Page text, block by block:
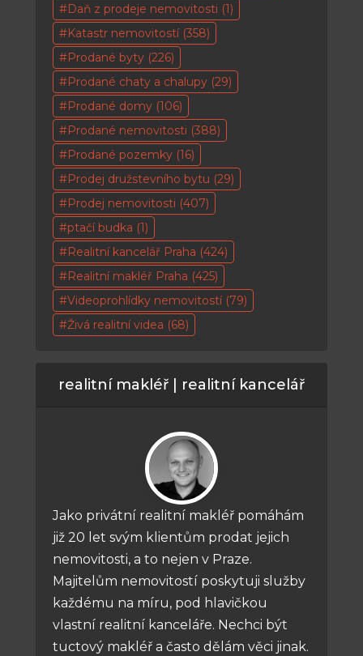
Daň z prodeje nemovitosti (1)
Katastr nemovitostí(358)
Prodané byty (226)
Prodané chaty a chalupy (29)
Prodané domy (106)
Prodané nemovitosti (388)
Prodané pozemky (16)
Prodej družstevního bytu (29)
Prodej nemovitosti (407)
ptačí budka (1)
Realitní kancelář Praha (424)
Realitní makléř Praha (425)
Videoprohlídky nemovitostí(79)
Živá realitní videa (68)
realitní makléř | realitní kancelář
Jako privátní realitní makléř pomáhám
již 20 let svým klientům prodat jejich
nemovitosti, a to nejen v Praze.
Majitelům nemovitostí poskytuji služby
každému na míru, pod hlavičkou
vlastní realitní kanceláře. Nechci být
tuctový makléř a často dělám věci jinak.